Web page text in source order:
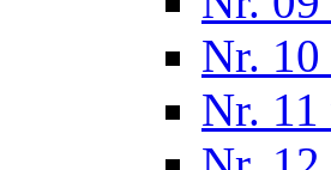
Nr.
Nr.